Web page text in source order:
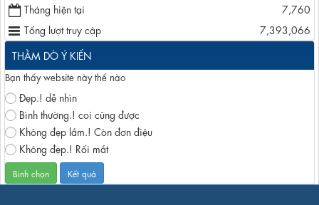
Tháng hiện tại
7,760
Tổng lượt truy cập
7,393,066
THẰM DÒ Ý KIẾN
Bạn thấy website này thế nào
Đẹp.! dễ nhìn
Bình thường.! coi cũng được
Không đẹp lắm.! Còn đơn điệu
Không đẹp.! Rối mắt